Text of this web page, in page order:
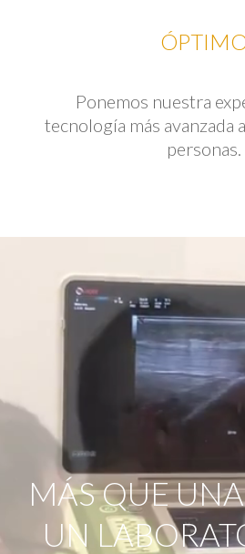
Ponemos nuestra
tecnología más avanzada
personas.
MÁS QUE
UN